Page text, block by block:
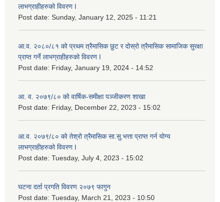
लाभग्राहीहरुको विवरण l
Post date: Sunday, January 12, 2025 - 11:21
आ.व. २०८०/८१ को प्रथम त्रैमासिक छुट र दोस्रो त्रैमासिक सामाजिक सुरक्षा
प्राप्त गर्ने लाभग्राहीहरुको विवरण l
Post date: Friday, January 19, 2024 - 14:52
आ. व. २०७९/८० को वार्षिक-समीक्षा पञ्जीकरण शाखा
Post date: Friday, December 22, 2023 - 15:02
आ.व. २०७९/८० को तेश्रो त्रैमासिक सा.सु.भ‍त्ता प्राप्त गर्न योग्य
लाभग्राहीहरुको विवरण l
Post date: Tuesday, July 4, 2023 - 15:02
घटना दर्ता प्रगति विवरण २०७९ फागुन
Post date: Tuesday, March 21, 2023 - 10:50